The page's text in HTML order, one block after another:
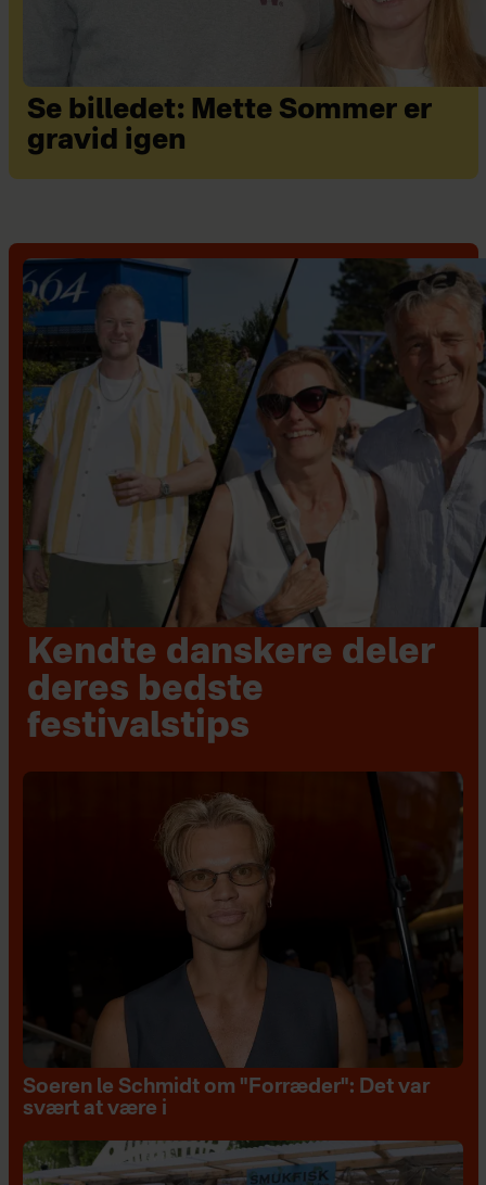
Se billedet: Mette Sommer er
gravid igen
Kendte danskere deler
deres bedste
festivalstips
Soeren le Schmidt om "Forræder": Det var
svært at være i